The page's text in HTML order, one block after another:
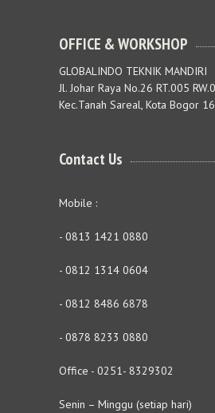
OFFICE & WORKSHOP
GLOBALINDO TEKNIK MANDIRI
Jl. Johar Raya No.26 RT.005
Kec.Tanah Sareal, Kota Bogor
Contact Us
Mobile :
- 0813 1421 0880
- 0812 1314 0604
- 0812 8486 6878
- 0878 8233 0880
Office - 0251- 8329302
Senin – Minggu (setiap hari)